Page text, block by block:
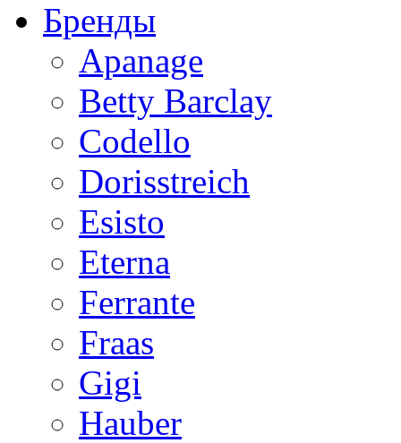
Бренды
Apanage
Betty Barclay
Codello
Dorisstreich
Esisto
Eterna
Ferrante
Fraas
Gigi
Hauber